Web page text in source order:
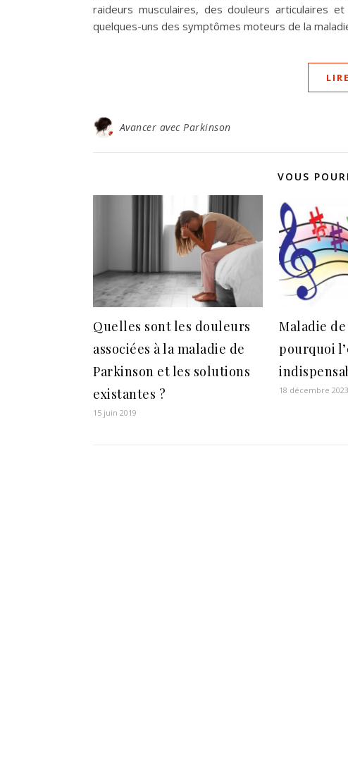
raideurs musculaires, des douleurs articulaires
quelques-uns des symptômes moteurs de la
Avancer avec Parkinson
VOUS
Quelles sont les douleurs
associées à la maladie de
Parkinson et les solutions
existantes ?
15 juin 2019
Maladie
pourquoi
18 décembre 2023